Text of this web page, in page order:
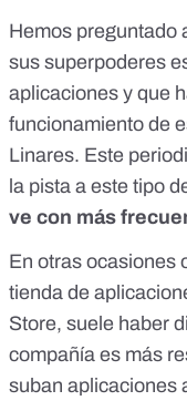
Hemos preguntado
sus superpoderes
aplicaciones y que
funcionamiento de
Linares. Este
la pista a este tipo
ve con más
En otras ocasiones
tienda de
Store, suele haber
compañía es más
suban aplicaciones